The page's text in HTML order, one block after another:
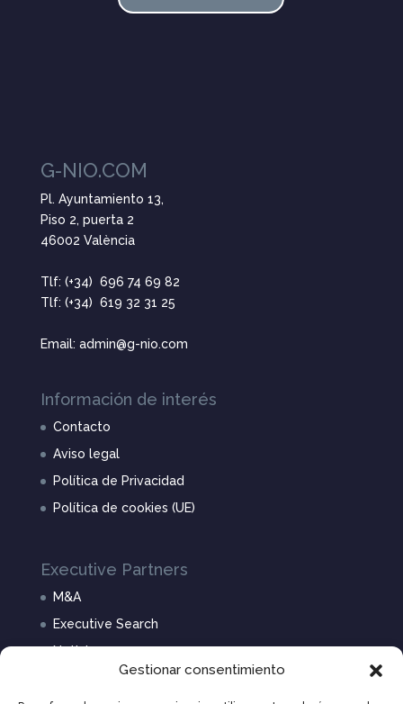
Gestionar consentimiento
G-NIO.COM
Pl. Ayuntamiento 13,
Piso 2, puerta 2
46002 València
Tlf: (+34) 696 74 69 82
Tlf: (+34) 619 32 31 25
Email: admin@g-nio.com
Información de interés
Contacto
Aviso legal
Política de Privacidad
Política de cookies (UE)
Executive Partners
M&A
Executive Search
Noticias